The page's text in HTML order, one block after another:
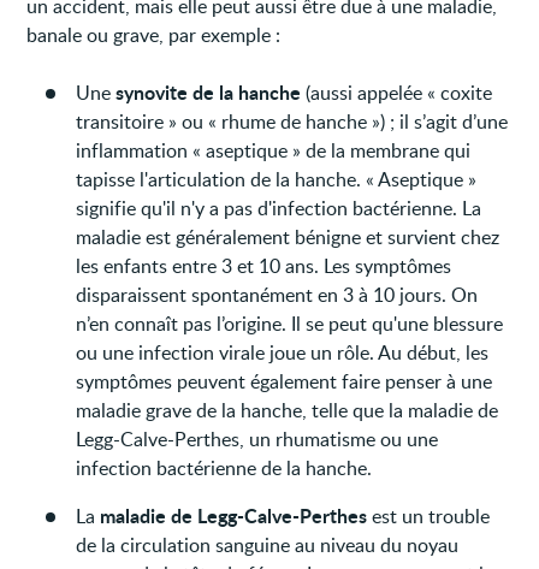
un accident, mais elle peut aussi être due à une maladie,
banale ou grave, par exemple :
Unesynovite de la hanche (aussi appelée « coxite
transitoire » ou « rhume de hanche ») ; il s’agit d’une
inflammation « aseptique » de la membrane qui
tapisse l'articulation de la hanche. « Aseptique »
signifie qu'il n'y a pas d'infection bactérienne. La
maladie est généralement bénigne et survient chez
les enfants entre 3 et 10 ans. Les symptômes
disparaissent spontanément en 3 à 10 jours. On
n’en connaît pas l’origine. Il se peut qu'une blessure
ou une infection virale joue un rôle. Au début, les
symptômes peuvent également faire penser à une
maladie grave de la hanche, telle que la maladie de
Legg-Calve-Perthes, un rhumatisme ou une
infection bactérienne de la hanche.
La maladie de Legg-Calve-Perthesest un trouble
de la circulation sanguine au niveau du noyau